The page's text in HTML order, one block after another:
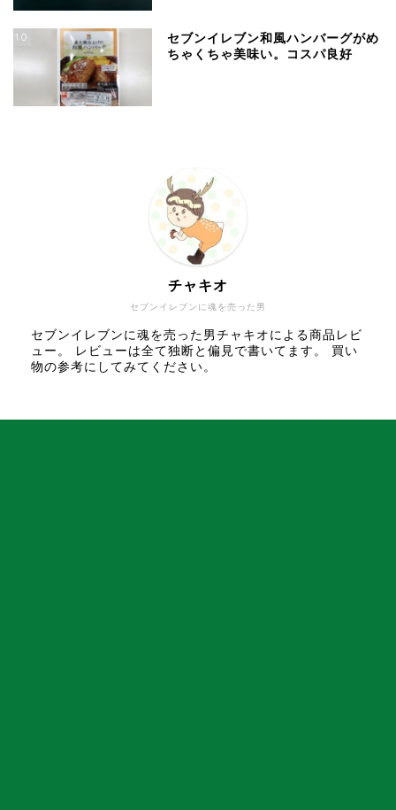
10
セブンイレブン和風ハンバーグがめ
ちゃくちゃ美味い。コスパ良好
セブンイレブンに魂を売った男
チャキオ
セブンイレブンに魂を売った男チャキオによる商品レビ
ュー。 レビューは全て独断と偏見で書いてます。 買い
物の参考にしてみてください。